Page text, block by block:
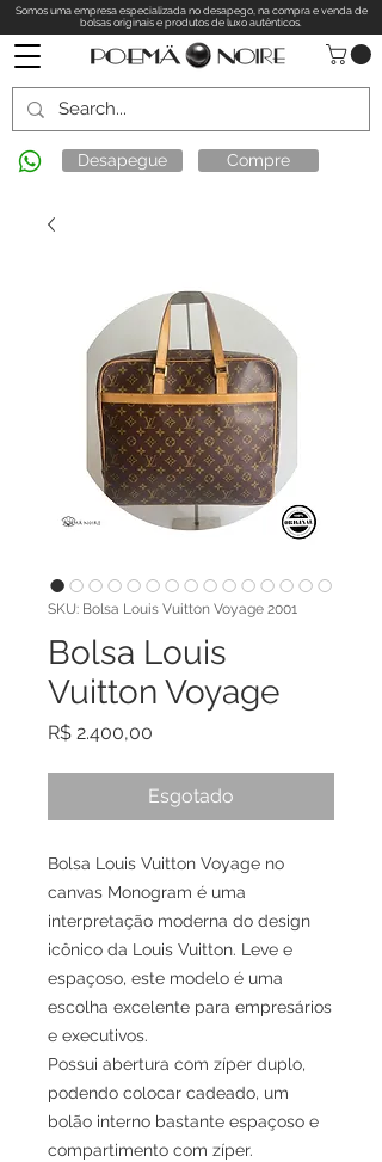
Somos uma empresa especializada no desapego, na compra e venda de
bolsas originais e produtos de luxo autênticos.
Desapegue Compre
SKU: Bolsa Louis Vuitton Voyage 2001
Bolsa Louis
Vuitton Voyage
R$ 2.400,00
Esgotado
Bolsa Louis Vuitton Voyage no
canvas Monogram é uma
interpretação moderna do design
icônico da Louis Vuitton. Leve e
espaçoso, este modelo é uma
escolha excelente para empresários
e executivos.
Possui abertura com zíper duplo,
podendo colocar cadeado, um
bolão interno bastante espaçoso e
compartimento com zíper.